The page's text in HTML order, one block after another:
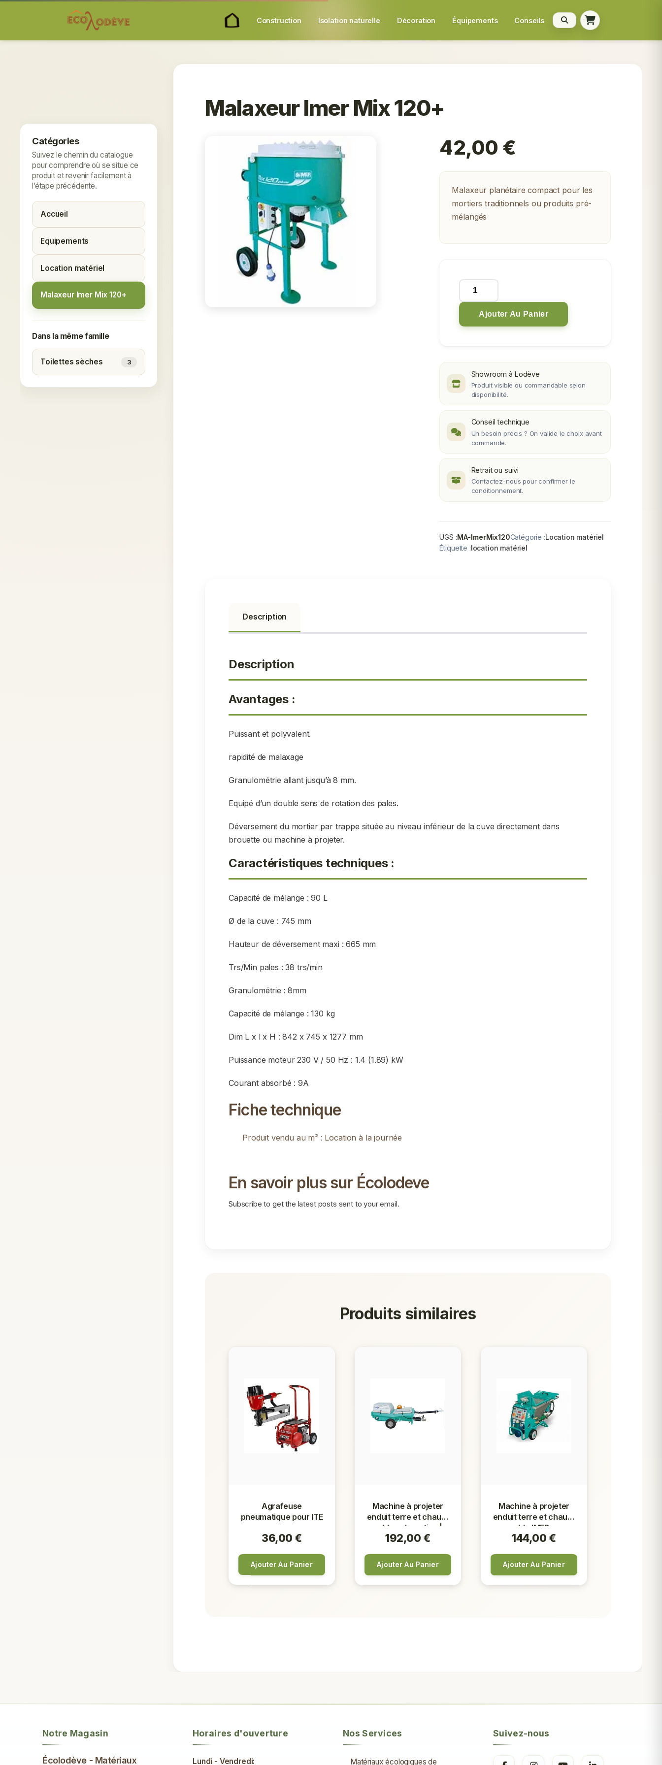
Construction Isolation naturelle Décoration Équipements Conseils
Catégories
Suivez le chemin du catalogue
pour comprendre où se situe ce
produit et revenir facilement à
l’étape précédente.
Accueil
Equipements
Location matériel
Malaxeur Imer Mix 120+
Dans la même famille
Toilettes sèches 3
Malaxeur Imer Mix 120+
42,00 €
Malaxeur planétaire compact pour les
mortiers traditionnels ou produits pré-
mélangés
quantité
Malaxeur
Mix
Ajouter Au Panier
Showroom à Lodève
Produit visible ou commandable selon
disponibilité.
Conseil technique
Un besoin précis ? On valide le choix avant
commande.
Retrait ou suivi
Contactez-nous pour confirmer le
conditionnement.
UGS :MA-ImerMix120Catégorie :Location matériel
Étiquette :location matériel
Description
Description
Avantages :
Puissant et polyvalent.
rapidité de malaxage
Granulométrie allant jusqu’à 8 mm.
Equipé d’un double sens de rotation des pales.
Déversement du mortier par trappe située au niveau inférieur de la cuve directement dans
brouette ou machine à projeter.
Caractéristiques techniques :
Capacité de mélange : 90 L
Ø de la cuve : 745 mm
Hauteur de déversement maxi : 665 mm
Trs/Min pales : 38 trs/min
Granulométrie : 8mm
Capacité de mélange : 130 kg
Dim L x l x H : 842 x 745 x 1277 mm
Puissance moteur 230 V / 50 Hz : 1.4 (1.89) kW
Courant absorbé : 9A
Fiche technique
Produit vendu au m² : Location à la journée
En savoir plus sur Écolodeve
Subscribe to get the latest posts sent to your email.
Produits similaires
Agrafeuse
pneumatique pour ITE
36,00 €
Ajouter Au Panier
Machine à projeter
enduit terre et chaux-
sable — Location |
Écolodève
192,00 €
Ajouter Au Panier
Machine à projeter
enduit terre et chaux-
sable IMER —
Location | Écolodève
144,00 €
Ajouter Au Panier
Notre Magasin
Écolodève - Matériaux
Horaires d'ouverture
Lundi - Vendredi:
Nos Services
Matériaux écologiques de
Suivez-nous